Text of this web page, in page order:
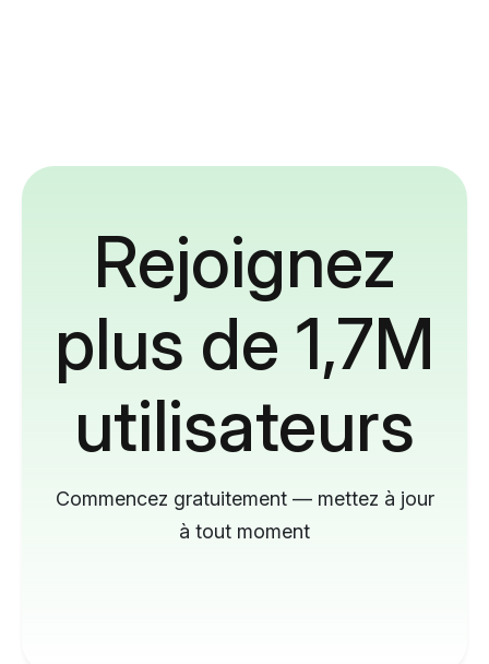
Rejoignez
plus de 1,7M
utilisateurs
Commencez gratuitement — mettez à jour
à tout moment